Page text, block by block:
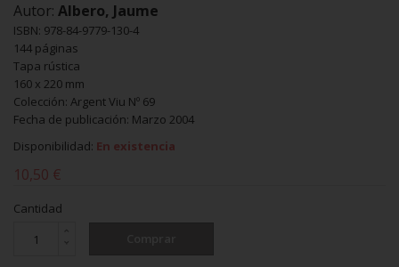
Autor: Albero, Jaume
ISBN: 978-84-9779-130-4
144 páginas
Tapa rústica
160 x 220 mm
Colección: Argent Viu Nº 69
Fecha de publicación: Marzo 2004
Disponibilidad: En existencia
10,50 €
Cantidad